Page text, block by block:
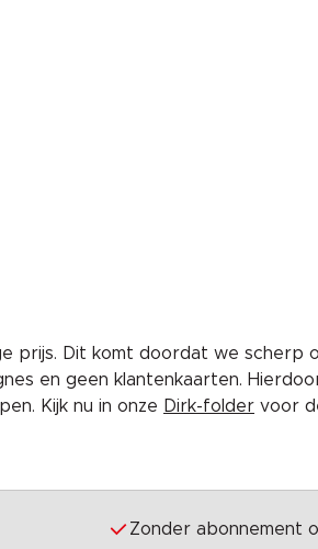
prijs. Dit komt doordat we scherp
en geen klantenkaarten.
Kijk nu in onze Dirk-folder voor
Zonder abonnement